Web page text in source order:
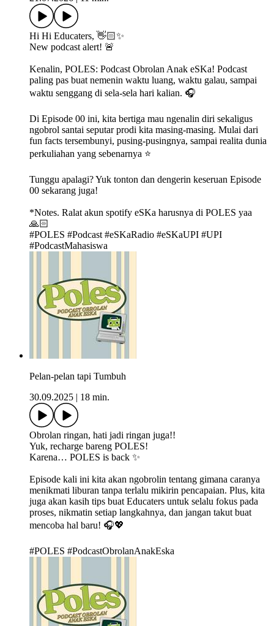
Hi Hi Educaters, 👋🏻✨
​New podcast alert! 🚨
​Kenalin, POLES: Podcast Obrolan Anak eSKa! Podcast
paling pas buat nemenin waktu luang, waktu galau, sampai
waktu senggang di sela-sela hari kalian. 🎧
​Di Episode 00 ini, kita bertiga mau ngenalin diri sekaligus
ngobrol santai seputar prodi kita masing-masing. Mulai dari
fun facts tersembunyi, pusing-pusingnya, sampai realita dunia
perkuliahan yang sebenarnya ⭐
​Tunggu apalagi? Yuk tonton dan dengerin keseruan Episode
00 sekarang juga!
*Notes. Ralat akun spotify eSKa harusnya di POLES yaa
🙏🏻
​#POLES #Podcast #eSKaRadio #eSKaUPI #UPI
#PodcastMahasiswa
Pelan-pelan tapi Tumbuh
30.09.2025
18 min.
Obrolan ringan, hati jadi ringan juga!!
Yuk, recharge bareng POLES!
Karena… POLES is back ✨
Episode kali ini kita akan ngobrolin tentang gimana caranya
menikmati liburan tanpa terlalu mikirin pencapaian. Plus, kita
juga akan kasih tips buat Educaters untuk selalu fokus pada
proses, nikmatin setiap langkahnya, dan jangan takut buat
mencoba hal baru! 🎧💖
#POLES #PodcastObrolanAnakEska